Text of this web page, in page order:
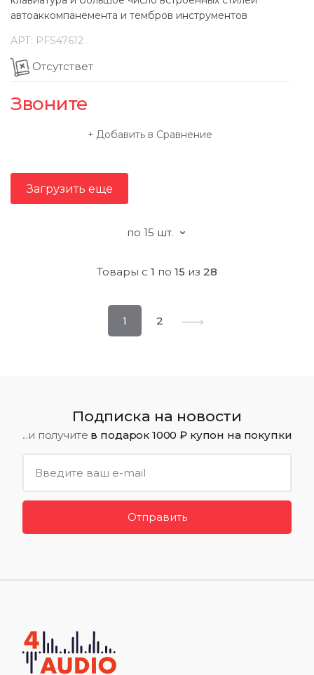
автоаккомпанемента и тембров инструментов
АРТ: PFS47612
Отсутствет
Звоните
Добавить в Сравнение
Загрузить еще
Товары с 1 по 15 из 28
1 2
Подписка на новости
...и получите в подарок 1000 ₽ купон на покупки
Отправить